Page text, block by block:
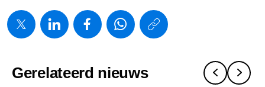
https://
philips-
Gerelateerd nieuws